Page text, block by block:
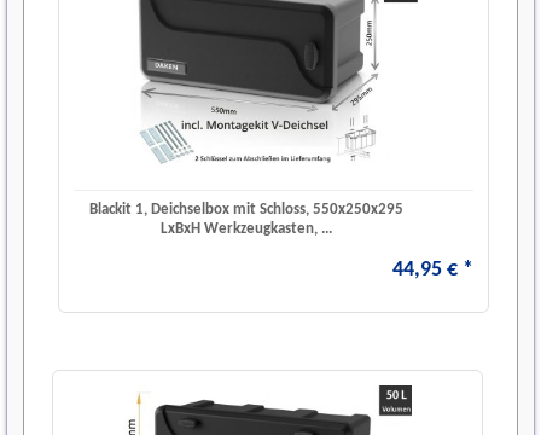
Blackit 1, Deichselbox mit Schloss, 550x250x295
LxBxH Werkzeugkasten, ...
44,95 € *